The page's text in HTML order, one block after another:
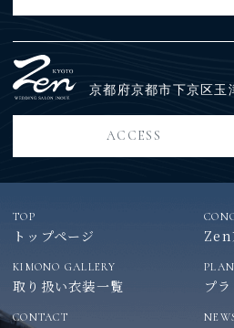
京都府京都市下京区玉
ACCESS
TOP
トップページ Zen
KIMONO GALLERY
取り扱い衣装一覧
PLAN
プ
CONTACT